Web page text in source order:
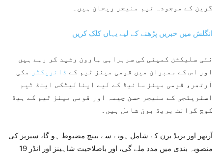
گرین کے موجودہ ٹیم منیجر ریحان ہیں۔
انگلش میں خبریں پڑھنے کے لیے یہاں کلک کریں
نئی سلیکشن کمیٹی کی سربراہی ہارون رشید کر رہے ہیں
اور اس کے ممبران میں قومی مینز ٹیم کے ڈائریکٹر
مکی
آرتھر، قومی مینز سائیڈ کے لیے اینالیٹکس اینڈ ٹیم
اسٹریٹجی کے منیجر حسن چیمہ اور قومی مینز ٹیم کے ہیڈ
کوچ گرانٹ بریڈ برن شامل ہیں۔
آرتھر اور بریڈ برن کے شامل ہونے سے بینچ مضبوط ہو گا، سیریز کی
منصوبہ بندی میں مدد ملے گی، اور باصلاحیت شاہینز اور انڈر 19